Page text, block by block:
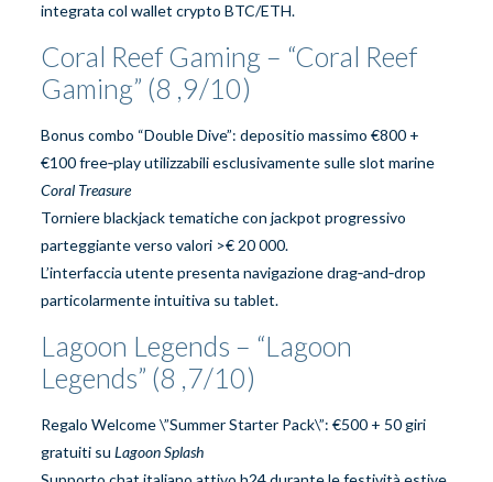
integrata col wallet crypto BTC/ETH.
Coral Reef Gaming – “Coral Reef
Gaming” (8 ,9/10)
Bonus combo “Double Dive”: depositio massimo €800 +
€100 free‑play utilizzabili esclusivamente sulle slot marine
Coral Treasure
Torniere blackjack tematiche con jackpot progressivo
parteggiante verso valori >€ 20 000.
L’interfaccia utente presenta navigazione drag‑and‑drop
particolarmente intuitiva su tablet.
Lagoon Legends – “Lagoon
Legends” (8 ,7/10)
Regalo Welcome \”Summer Starter Pack\”: €500 + 50 giri
gratuiti su Lagoon Splash